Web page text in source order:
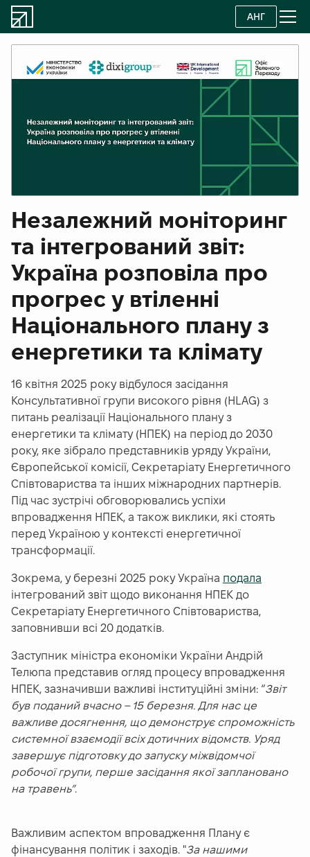
АНГ
Незалежний моніторинг
та інтегрований звіт:
Україна розповіла про
прогрес у втіленні
Національного плану з
енергетики та клімату
16 квітня 2025 року відбулося засідання
Консультативної групи високого рівня (HLAG) з
питань реалізації Національного плану з
енергетики та клімату (НПЕК) на період до 2030
року, яке зібрало представників уряду України,
Європейської комісії, Секретаріату Енергетичного
Співтовариства та інших міжнародних партнерів.
Під час зустрічі обговорювались успіхи
впровадження НПЕК, а також виклики, які стоять
перед Україною у контексті енергетичної
трансформації.
Зокрема, у березні 2025 року Україна подала
інтегрований звіт щодо виконання НПЕК до
Секретаріату Енергетичного Співтовариства,
заповнивши всі 20 додатків.
Заступник міністра економіки України Андрій
Телюпа представив огляд процесу впровадження
НПЕК, зазначивши важливі інституційні зміни: “Звіт
був поданий вчасно – 15 березня. Для нас це
важливе досягнення, що демонструє спроможність
системної взаємодії всіх дотичних відомств. Уряд
завершує підготовку до запуску міжвідомчої
робочої групи, перше засідання якої заплановано
на травень”.
Важливим аспектом впровадження Плану є
фінансування політик і заходів. "За нашими